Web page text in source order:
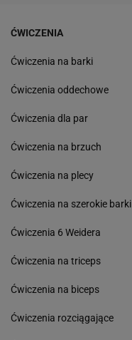
ĆWICZENIA
Ćwiczenia na barki
Ćwiczenia oddechowe
Ćwiczenia dla par
Ćwiczenia na brzuch
Ćwiczenia na plecy
Ćwiczenia na szerokie barki
Ćwiczenia 6 Weidera
Ćwiczenia na triceps
Ćwiczenia na biceps
Ćwiczenia rozciągające